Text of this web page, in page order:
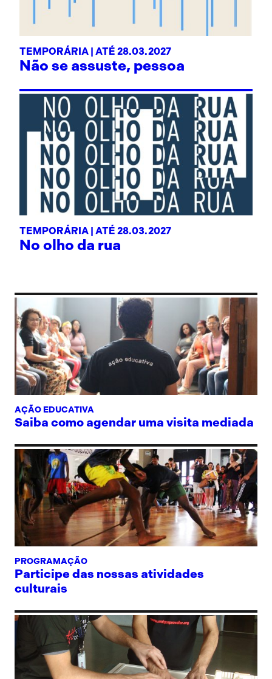
TEMPORÁRIA | ATÉ 28.03.2027
Não se assuste, pessoa
TEMPORÁRIA | ATÉ 28.03.2027
No olho da rua
AÇÃO EDUCATIVA
Saiba como agendar uma visita mediada
PROGRAMAÇÃO
Participe das nossas atividades
culturais